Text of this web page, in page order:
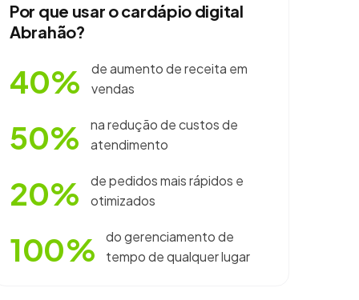
Por que usar o cardápio digital
Abrahão?
40%
de aumento de receita em
vendas
50%
na redução de custos de
atendimento
20%
de pedidos mais rápidos e
otimizados
100%
do gerenciamento de
tempo de qualquer lugar